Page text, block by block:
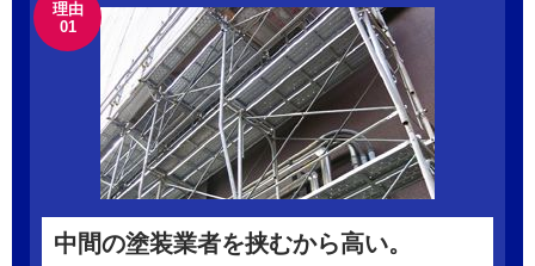
理由
01
中間の塗装業者を挟むから高い。